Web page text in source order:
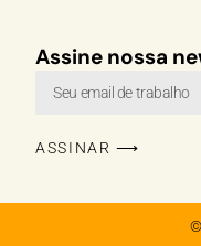
Assine nossa
ASSINAR ⟶
©